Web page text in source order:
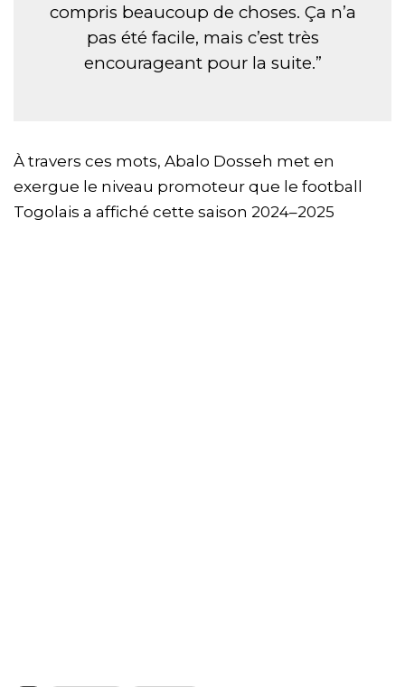
compris beaucoup de choses. Ça n’a
pas été facile, mais c’est très
encourageant pour la suite.”
À travers ces mots, Abalo Dosseh met en
exergue le niveau promoteur que le football
Togolais a affiché cette saison 2024–2025